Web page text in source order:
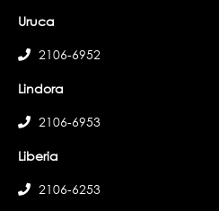
Uruca
2106-6952
Lindora
2106-6953
Liberia
2106-6253